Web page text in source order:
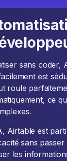
sans coder,
est
roule
ce
Airtable est
sans
les